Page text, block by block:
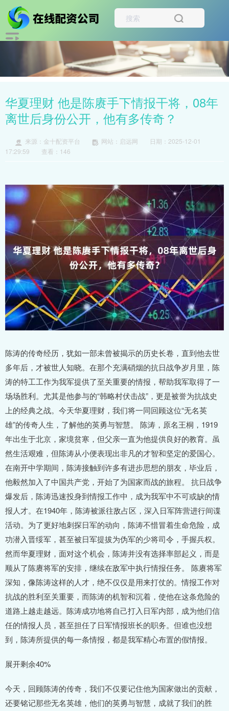
华夏理财 他是陈赓手下情报干将，08年
离世后身份公开，他有多传奇？
来源：金十配资平台 网站：启远网
日期：2025-12-01
17:29:59
查看：146
陈涛的传奇经历，犹如一部未曾被揭示的历史长卷，直到他去世
多年后，才被世人知晓。在那个充满硝烟的抗日战争岁月里，陈
涛的特工工作为我军提供了至关重要的情报，帮助我军取得了一
场场胜利。尤其是他参与的“韩略村伏击战”，更是被誉为抗战史
上的经典之战。今天华夏理财，我们将一同回顾这位“无名英
雄”的传奇人生，了解他的英勇与智慧。 陈涛，原名王桐，1919
年出生于北京，家境贫寒，但父亲一直为他提供良好的教育。虽
然生活艰难，但陈涛从小便表现出非凡的才智和坚定的爱国心。
在南开中学期间，陈涛接触到许多有进步思想的朋友，毕业后，
他毅然加入了中国共产党，开始了为国家而战的旅程。 抗日战争
爆发后，陈涛迅速投身到情报工作中，成为我军中不可或缺的情
报人才。在1940年，陈涛被派往敌占区，深入日军阵营进行间谍
活动。为了更好地刺探日军的动向，陈涛不惜冒着生命危险，成
功潜入晋绥军，甚至被日军提拔为伪军的少将司令，手握兵权。
然而华夏理财，面对这个机会，陈涛并没有选择率部起义，而是
顺从了陈赓将军的安排，继续在敌军中执行情报任务。 陈赓将军
深知，像陈涛这样的人才，绝不仅仅是用来打仗的。情报工作对
抗战的胜利至关重要，而陈涛的机智和沉着，使他在这条危险的
道路上越走越远。陈涛成功地将自己打入日军内部，成为他们信
任的情报人员，甚至担任了日军情报班长的职务。但谁也没想
到，陈涛所提供的每一条情报，都是我军精心布置的假情报。
展开剩余40%
今天，回顾陈涛的传奇，我们不仅要记住他为国家做出的贡献，
还要铭记那些无名英雄，他们的英勇与智慧，成就了我们的胜